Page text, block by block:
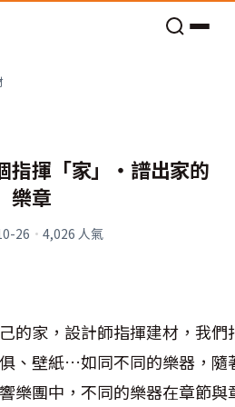
指揮「家」‧譜出家的
樂章
26 · 4,026 人氣
的家，設計師指揮建材，我
、壁紙…如同不同的樂器，
樂團中，不同的樂器在章節